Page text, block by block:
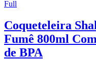
Full
Coqueteleira
Fumê 800ml
de BPA